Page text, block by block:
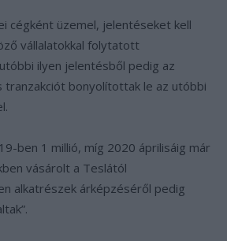
cégként üzemel, jelentéseket kell
vállalatokkal folytatott
ilyen jelentésből pedig az
tranzakciót bonyolítottak le az utóbbi
ben 1 millió, míg 2020 áprilisáig már
vásárolt a Teslától
alkatrészek árképzéséről pedig